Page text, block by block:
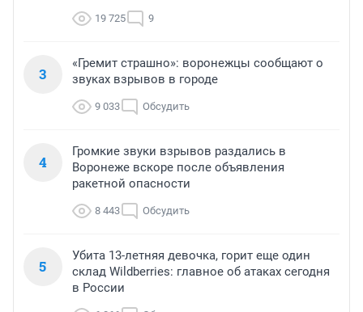
19 725 9
3
«Гремит страшно»: воронежцы сообщают о
звуках взрывов в городе
9 033 Обсудить
4
Громкие звуки взрывов раздались в
Воронеже вскоре после объявления
ракетной опасности
8 443 Обсудить
5
Убита 13-летняя девочка, горит еще один
склад Wildberries: главное об атаках сегодня
в России